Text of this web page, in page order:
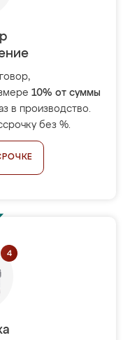
10% от суммы
в производство.
без %.